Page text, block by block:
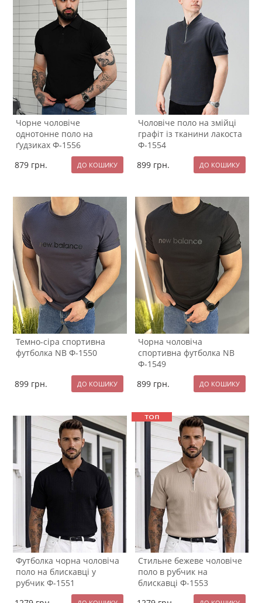
Чорне чоловіче
однотонне поло на
ґудзиках Ф-1556
879 грн.
Чоловіче поло на змійці
графіт із тканини лакоста
Ф-1554
899 грн.
Темно-сіра спортивна
футболка NB Ф-1550
899 грн.
Чорна чоловіча
спортивна футболка NB
Ф-1549
899 грн.
Футболка чорна чоловіча
поло на блискавці у
рубчик Ф-1551
Стильне бежеве чоловіче
поло в рубчик на
блискавці Ф-1553